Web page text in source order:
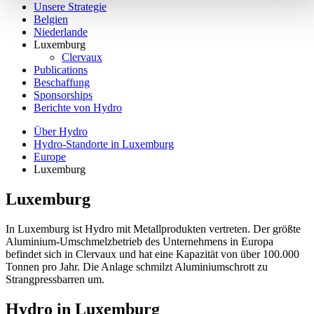
Unsere Strategie
Belgien
Niederlande
Luxemburg
Clervaux
Publications
Beschaffung
Sponsorships
Berichte von Hydro
Über Hydro
Hydro-Standorte in Luxemburg
Europe
Luxemburg
Luxemburg
In Luxemburg ist Hydro mit Metallprodukten vertreten. Der größte
Aluminium-Umschmelzbetrieb des Unternehmens in Europa
befindet sich in Clervaux und hat eine Kapazität von über 100.000
Tonnen pro Jahr. Die Anlage schmilzt Aluminiumschrott zu
Strangpressbarren um.
Hydro in Luxemburg